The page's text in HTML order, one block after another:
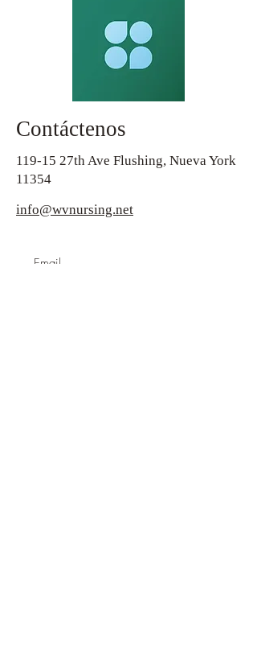
Contáctenos
119-15 27th Ave Flushing, Nueva York
11354
info@wvnursing.net